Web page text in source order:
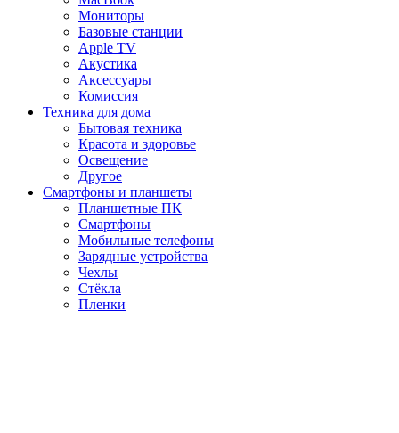
Мониторы
Базовые станции
Apple TV
Акустика
Аксессуары
Комиссия
Техника для дома
Бытовая техника
Красота и здоровье
Освещение
Другое
Смартфоны и планшеты
Планшетные ПК
Смартфоны
Мобильные телефоны
Зарядные устройства
Чехлы
Стёкла
Пленки